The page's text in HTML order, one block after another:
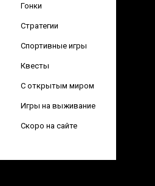
Гонки
Стратегии
Спортивные игры
Квесты
С открытым миром
Игры на выживание
Скоро на сайте